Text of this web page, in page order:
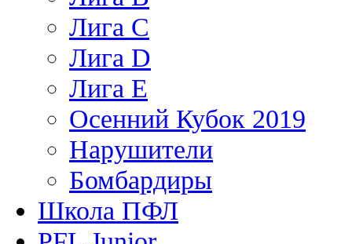
Лига С
Лига D
Лига Е
Осенний Кубок 2019
Нарушители
Бомбардиры
Школа ПФЛ